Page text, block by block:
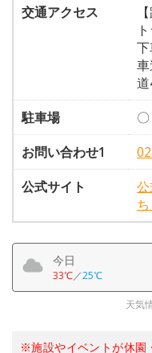
交通アクセス
駐車場
お問い合わせ1
公式サイト
今日
33℃／25℃
天気
※施設やイベントが休園